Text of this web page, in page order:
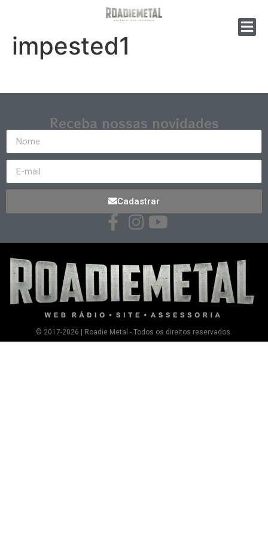
impested1
Receba nossas novidades
Cadastrar
© 2017-2026 | Roadie Metal - Todos os direitos reservados.